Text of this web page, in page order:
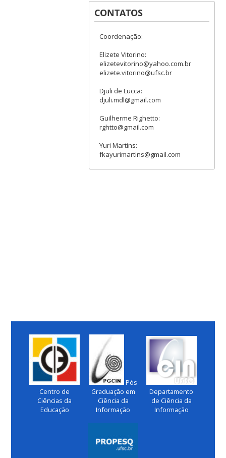
CONTATOS
Coordenação:
Elizete Vitorino:
elizetevitorino@yahoo.com.br
elizete.vitorino@ufsc.br
Djuli de Lucca:
djuli.mdl@gmail.com
Guilherme Righetto:
rghtto@gmail.com
Yuri Martins:
fkayurimartins@gmail.com
Centro de
Ciências da
Educação
Pós
Graduação em
Ciência da
Informação
Departamento
de Ciência da
Informação